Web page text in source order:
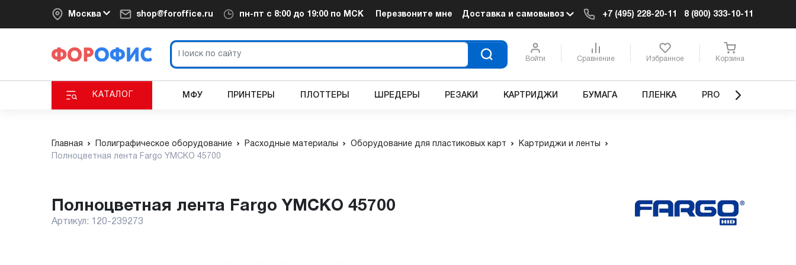
Москва shop@foroffice.ru пн-пт с 8:00 до 19:00 по МСК Перезвоните мне Доставка и самовывоз +7 (495) 228-20-11 8 (800) 333-10-11
Войти Сравнение Избранное Корзина
КАТАЛОГ МФУ ПРИНТЕРЫ ПЛОТТЕРЫ ШРЕДЕРЫ РЕЗАКИ КАРТРИДЖИ БУМАГА ПЛЕНКА PRO
Главная Полиграфическое оборудование Расходные материалы Оборудование для пластиковых карт
Картриджи и ленты
Полноцветная лента Fargo YMCKO 45700
Полноцветная лента Fargo YMCKO 45700
Артикул: 120-239273